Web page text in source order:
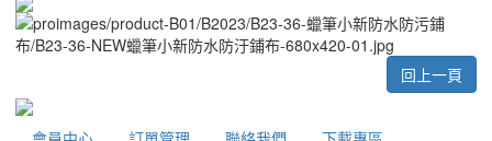
回上一頁